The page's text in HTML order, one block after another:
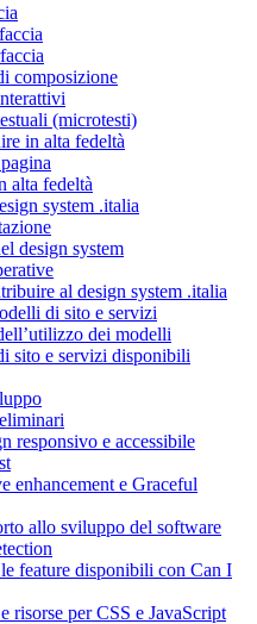
composizione
(microtesti)
in alta fedeltà
alta fedeltà
system .italia
design system
al design system .italia
di sito e servizi
dei modelli
sito e servizi disponibili
responsivo e accessibile
enhancement e Graceful
allo sviluppo del software
feature disponibili con Can I
risorse per CSS e JavaScript